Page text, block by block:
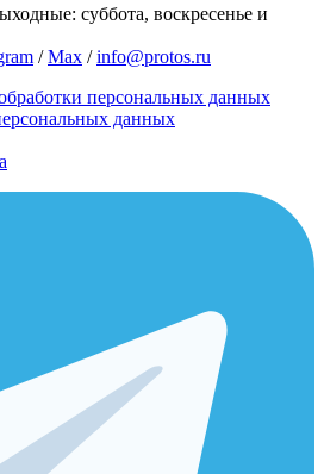
суббота, воскресенье и
/Max /info@protos.ru
персональных данных
данных